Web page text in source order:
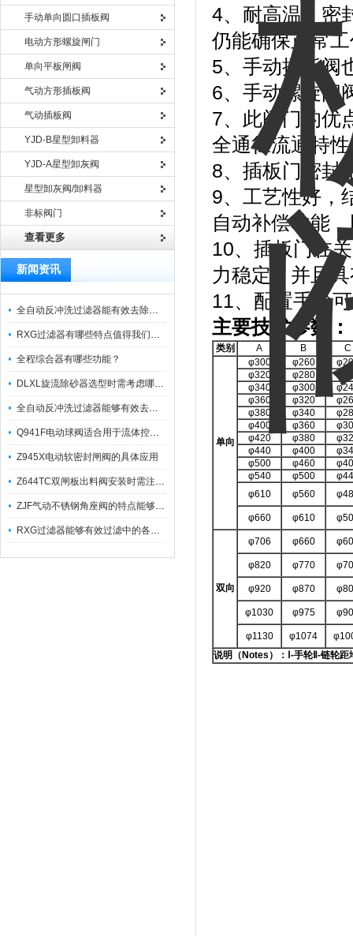
手动单向圆口插板阀
电动方形螺旋闸门
单向平板闸阀
气动方形插板阀
气动插板阀
YJD-B星型卸料器
YJD-A星型卸灰阀
星型卸灰阀/卸料器
非标阀门
查看更多
新闻资讯
全自动反冲洗过滤器能有效去除过滤介质上的杂质
RXG过滤器有哪些特点值得我们选择？
全程综合器有哪些功能？
DLXL旋流除砂器选型时需考虑哪些因素？
全自动反冲洗过滤器能够有效去除不同粒径的固体杂
Q941F电动球阀适合用于流体控制需要迅速反应的场合
Z945X电动软密封闸阀的具体应用
Z644TC双闸板出料阀安装时需注意哪些事项？
ZJF气动不锈钢角座阀的特点能够稳定地控制介质流量
RXG过滤器能够有效过滤中的各种杂质
4、耐高温：密
仍能确保正常
5、手动插板阀
6、手动螺旋闸
7、此阀门的优
全通径流通特
8、插板门密封
9、工艺性好，
自动补偿功能
10、插板门在
力稳定，并且
11、配置手轮
主要技术参数：
类别 A B C
单向
φ300 φ260
φ320
φ280
φ340
φ300
φ360
φ320
φ380
φ340
φ400
φ360
φ420
φ380
φ440
φ400
φ500
φ460
φ540
φ500
φ610
φ560
φ660 φ610
双向
φ706 φ660
φ820 φ770
φ920 φ870
φ1030 φ975
φ1130 φ1074
说明（ Notes ）： -手轮Ⅱ -链轮距